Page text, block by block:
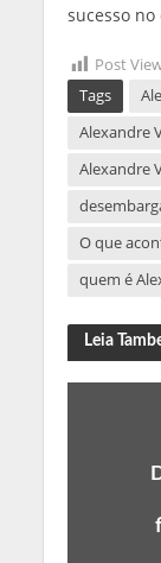
sucesso
Post
Tags
Alexandre
Alexandre
O que
quem é
Leia